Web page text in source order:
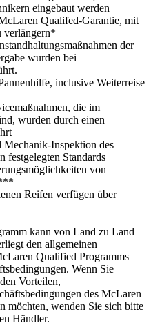
eingebaut werden
Qualifed-Garantie, mit
verlängern*
der
wurden bei
inclusive Weiterreise
die im
wurden durch einen
Mechanik-Inspektion des
festgelegten Standards
von
Reifen verfügen über
kann von Land zu Land
den allgemeinen
Qualified Programms
Wenn Sie
Vorteilen,
des McLaren
möchten, wenden Sie sich bitte
Händler.